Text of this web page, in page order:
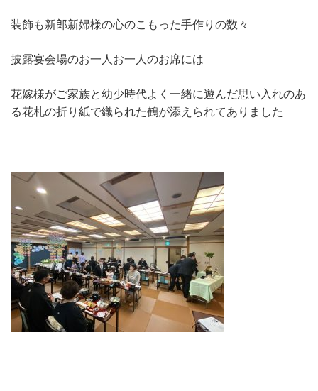
装飾も新郎新婦様の心のこもった手作りの数々
披露宴会場のお一人お一人のお席には
花嫁様がご家族と幼少時代よく一緒に遊んだ思い入れのあ
る花札の折り紙で織られた鶴が添えられてありました